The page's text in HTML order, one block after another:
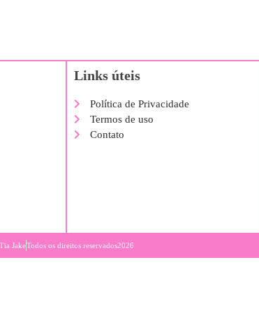
Links úteis
Política de Privacidade
Termos de uso
Contato
JakeTodos os direitos reservados2026